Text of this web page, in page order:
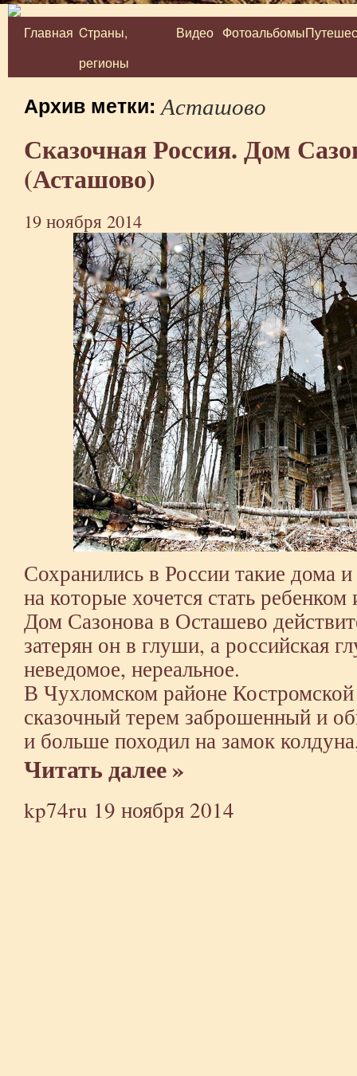
Перейти
Главная Cтраны,
регионы
Видео Фотоальбомы
Архив метки: Асташово
Сказочная Россия. Дом
(Асташово)
19 ноября 2014
Сохранились в России такие дома
на которые хочется стать ребенком
Дом Сазонова в Осташево
затерян он в глуши, а российская
неведомое, нереальное.
В Чухломском районе Костромской
сказочный терем заброшенный и
и больше походил на замок
Читать далее »
kp74ru 19 ноября 2014